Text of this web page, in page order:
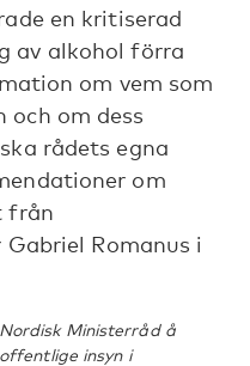
en kritiserad
av alkohol förra
om vem som
och om dess
rådets egna
om
från
Romanus i
Ministerråd å
insyn i